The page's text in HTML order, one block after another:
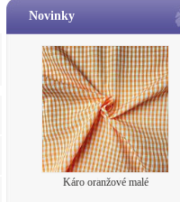
Novinky
Káro oranžové malé